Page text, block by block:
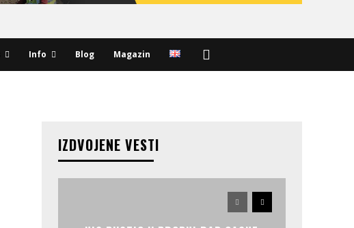
Info Blog Magazin
IZDVOJENE VESTI